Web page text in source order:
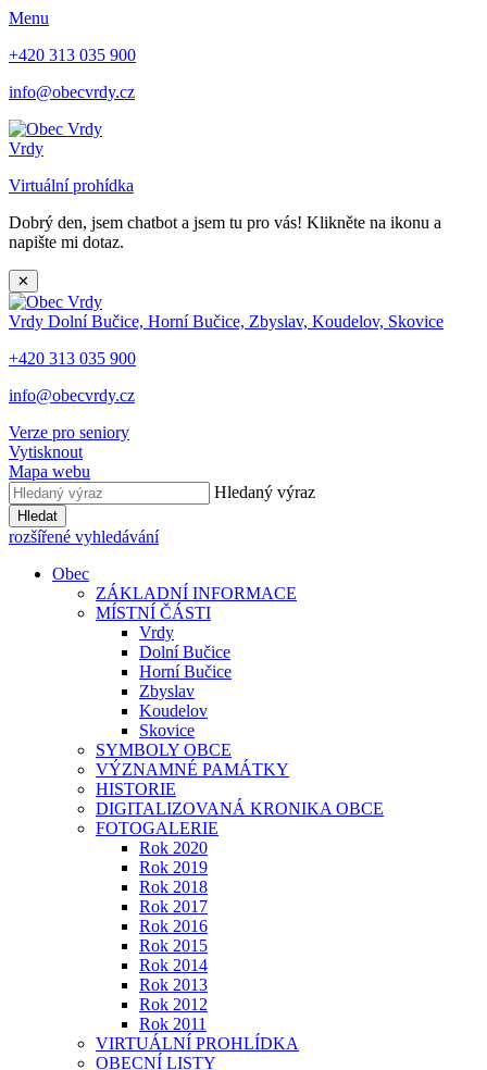
Menu
+420 313 035 900
info@obecvrdy.cz
Vrdy
Virtuální prohídka
Dobrý den, jsem chatbot a jsem tu pro vás! Klikněte na ikonu a
napište mi dotaz.
✕
Vrdy Dolní Bučice, Horní Bučice, Zbyslav, Koudelov, Skovice
+420 313 035 900
info@obecvrdy.cz
Verze pro seniory
Vytisknout
Mapa webu
Hledaný výraz
Hledat
rozšířené vyhledávání
Obec
ZÁKLADNÍ INFORMACE
MÍSTNÍ ČÁSTI
Vrdy
Dolní Bučice
Horní Bučice
Zbyslav
Koudelov
Skovice
SYMBOLY OBCE
VÝZNAMNÉ PAMÁTKY
HISTORIE
DIGITALIZOVANÁ KRONIKA OBCE
FOTOGALERIE
Rok 2020
Rok 2019
Rok 2018
Rok 2017
Rok 2016
Rok 2015
Rok 2014
Rok 2013
Rok 2012
Rok 2011
VIRTUÁLNÍ PROHLÍDKA
OBECNÍ LISTY